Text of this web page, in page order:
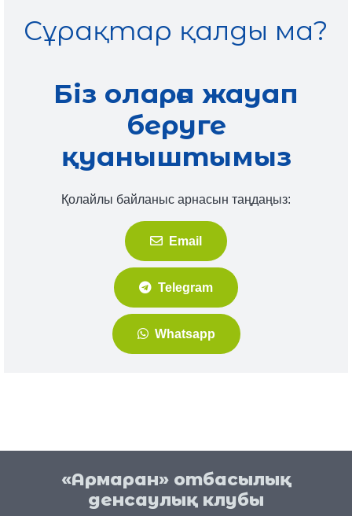
Сұрақтар қалды ма?
Біз оларға жауап
беруге
қуаныштымыз
Қолайлы байланыс арнасын таңдаңыз:
Email
Telegram
Whatsapp
«Армаран» отбасылық
денсаулық клубы